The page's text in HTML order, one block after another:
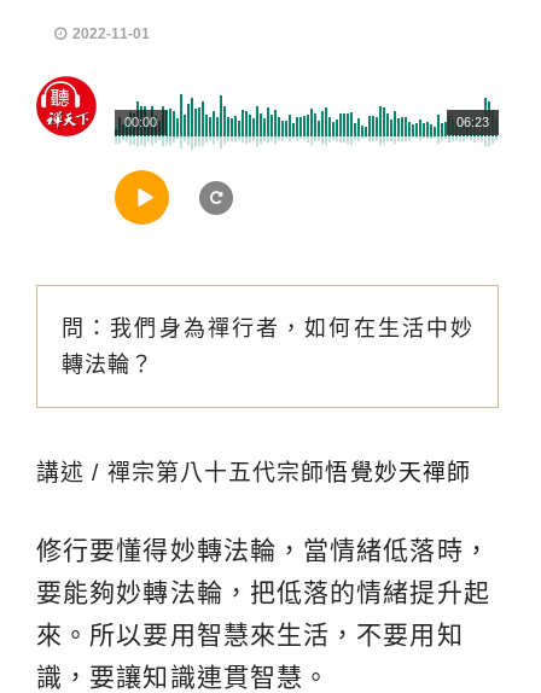
2022-11-01
06:23
00:00
問：我們身為禪行者，如何在生活中妙
轉法輪？
講述 / 禪宗第八十五代宗師悟覺妙天禪師
修行要懂得妙轉法輪，當情緒低落時，
要能夠妙轉法輪，把低落的情緒提升起
來。所以要用智慧來生活，不要用知
識，要讓知識連貫智慧。